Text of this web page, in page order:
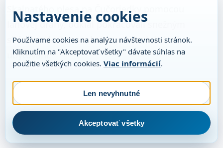
Skalnatého plesa na Čučoriedky pomocou
lanovej dráhy, odkiaľ pokračovali snežným
skútrom do Tatranskej Lomnice, kde boli
ubytovaní.
Nastavenie cookies
Používame cookies na analýzu návštevnosti stránok.
Kliknutím na "Akceptovať všetky" dávate súhlas na
použitie všetkých cookies. Viac informácií.
Len nevyhnutné
Akceptovať všetky